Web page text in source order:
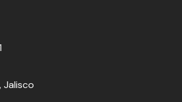
Jalisco